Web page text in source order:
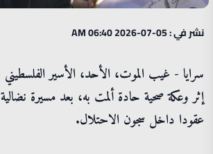
نشر في : 05-07-2026 06:40 AM
سرايا - غيب الموت، الأحد، الأسير الفلسطيني
إثر وعكة صحية حادة ألمت به، بعد مسيرة
عقودا داخل سجون الاحتلال.